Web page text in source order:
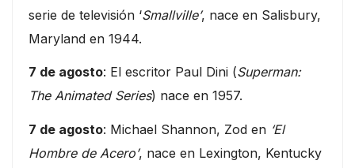
serie de televisión ‘Smallville’, nace en Salisbury,
Maryland en 1944.
7 de agosto: El escritor Paul Dini (Superman:
The Animated Series) nace en 1957.
7 de agosto: Michael Shannon, Zod en ‘El
Hombre de Acero’, nace en Lexington, Kentucky